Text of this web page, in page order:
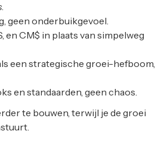
.
geen onderbuikgevoel.
en CM$ in plaats van simpelweg
een strategische groei-hefboom,
en standaarden, geen chaos.
te bouwen, terwijl je de groei